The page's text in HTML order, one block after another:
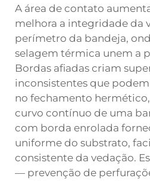
A área de contato
melhora a integridade da
perímetro da bandeja,
selagem térmica unem a
Bordas afiadas criam
inconsistentes que
no fechamento
curvo contínuo de uma
com borda enrolada
uniforme do substrato,
consistente da vedação.
— prevenção de